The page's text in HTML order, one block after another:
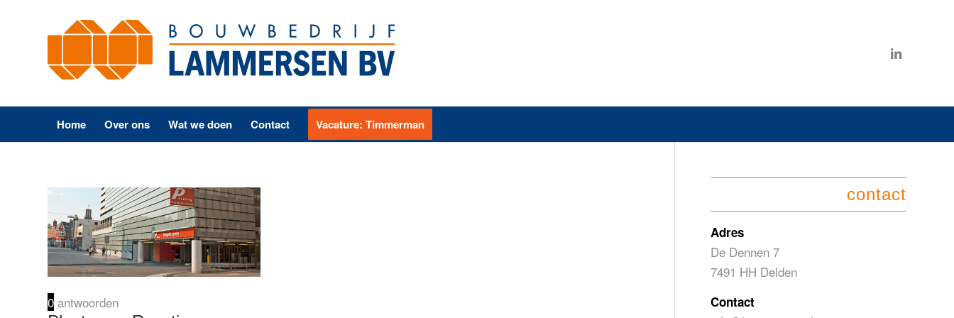
Home Over ons Wat we doen Contact Vacature: Timmerman
0 antwoorden
contact
Adres
De Dennen 7
7491 HH Delden
Contact